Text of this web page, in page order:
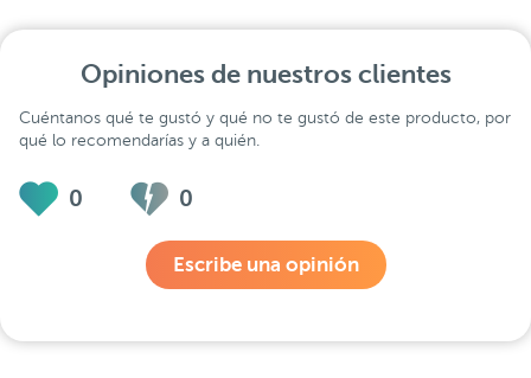
Opiniones de nuestros clientes
Cuéntanos qué te gustó y qué no te gustó de este producto, por
qué lo recomendarías y a quién.
0 0
Escribe una opinión